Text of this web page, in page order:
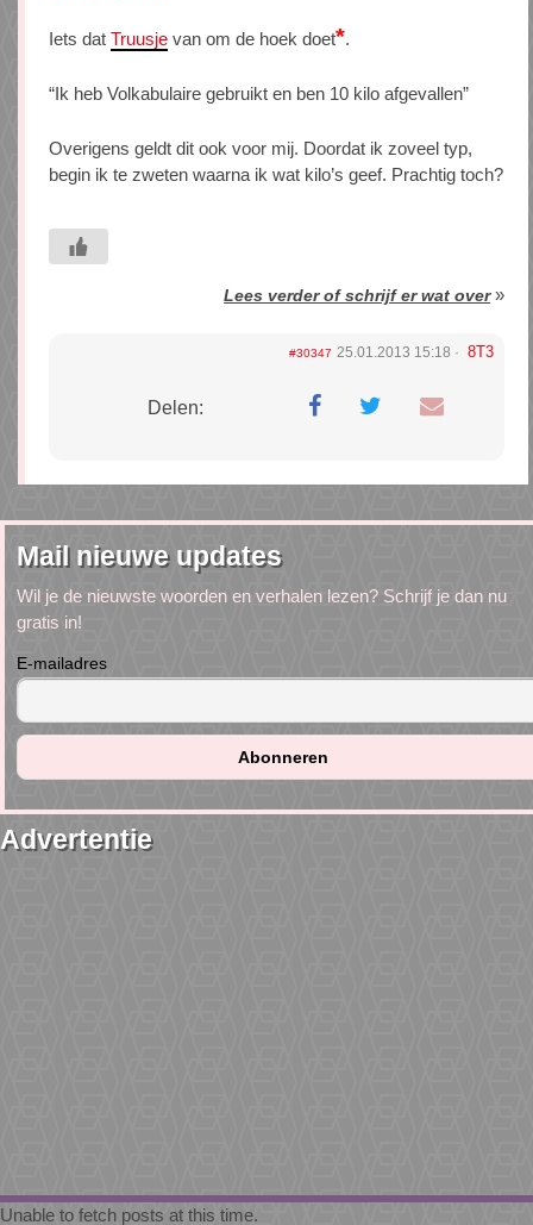
Iets dat Truusje van om de hoek doet*.
“Ik heb Volkabulaire gebruikt en ben 10 kilo afgevallen”
Overigens geldt dit ook voor mij. Doordat ik zoveel typ,
begin ik te zweten waarna ik wat kilo’s geef. Prachtig toch?
Lees verder of schrijf er wat over»
#30347 25.01.2013 15:18 8T3
Delen:
Mail nieuwe updates
Wil je de nieuwste woorden en verhalen lezen? Schrijf je dan nu
gratis in!
E-mailadres
Advertentie
Unable to fetch posts at this time.